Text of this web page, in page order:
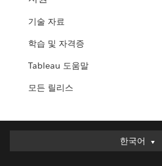
기술 자료
학습 및 자격증
Tableau 도움말
모든 릴리스
한국어
한국어